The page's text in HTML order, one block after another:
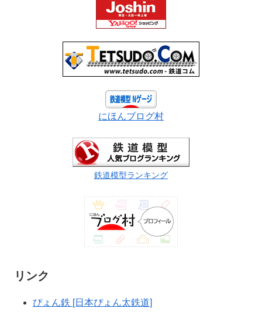
にほんブログ村
鉄道模型ランキング
リンク
ぴょん鉄 [日本ぴょん太鉄道]